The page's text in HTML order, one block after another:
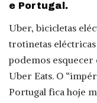
e Portugal.
Uber, bicicletas
trotinetas
podemos esquecer
Uber Eats. O
Portugal fica hoje